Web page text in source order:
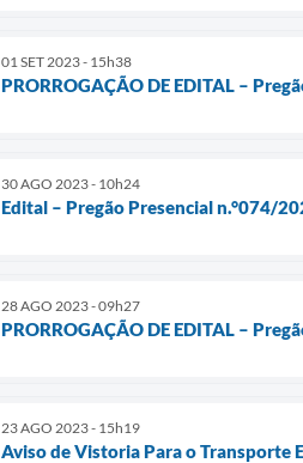
01 SET 2023 - 15h38
PRORROGAÇÃO DE EDITAL –
30 AGO 2023 - 10h24
Edital – Pregão Presencial n.°074/
28 AGO 2023 - 09h27
PRORROGAÇÃO DE EDITAL –
23 AGO 2023 - 15h19
Aviso de Vistoria Para o Transporte